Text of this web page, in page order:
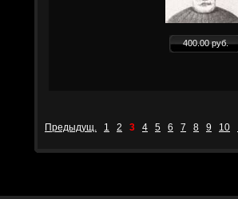
400.00 руб.
Предыдущ. 1 2 3 4 5 6 7 8 9 10